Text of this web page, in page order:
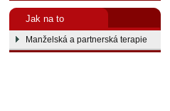
Jak na to
Manželská a partnerská terapie